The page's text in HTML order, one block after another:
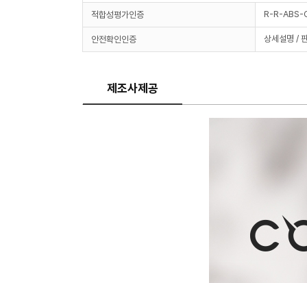
적합성평가인증 R-R-ABS-
안전확인인증 상세설명 /
제조사제공